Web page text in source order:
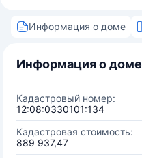
Информация о доме
Информация о доме
Кадастровый номер:
12:08:0330101:134
Кадастровая стоимость:
889 937,47